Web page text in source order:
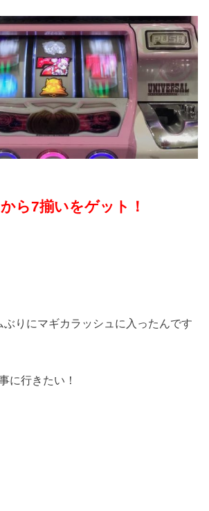
ら7揃いをゲット！
ぶりにマギカラッシュに入ったんです
に行きたい！